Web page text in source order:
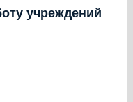
учреждений